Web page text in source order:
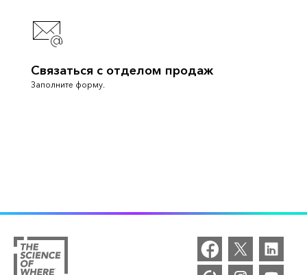
Связаться с отделом продаж
Заполните форму.